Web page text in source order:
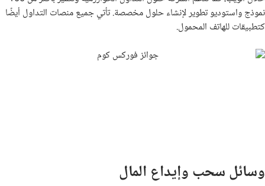
نموذج واستوديو تطوير لإنشاء حلول مخصصة. تأتي جميع منصات التداول أيضًا
كتطبيقات للهاتف المحمول.
وسائل سحب وإيداع المال